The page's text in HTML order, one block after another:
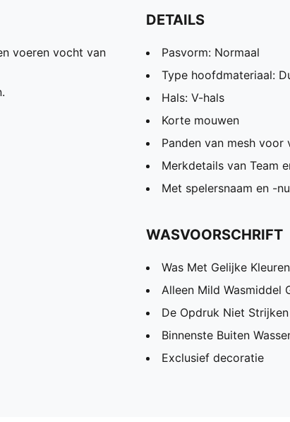
voeren vocht van
DETAILS
Pasvorm: Normaal
Type hoofdmateriaal:
Hals: V-hals
Korte mouwen
Panden van mesh voor
Merkdetails van Team
Met spelersnaam en -
WASVOORSCHRIFT
Was Met Gelijke Kleuren
Alleen Mild Wasmiddel
De Opdruk Niet Strijken
Binnenste Buiten
Exclusief decoratie